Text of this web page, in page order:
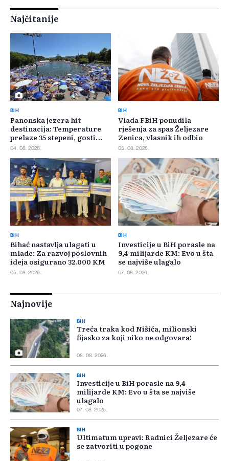
Najčitanije
BIH
Panonska jezera hit
destinacija: Temperature
prelaze 35 stepeni, gosti
pristižu iz cijele regije
04. 08. 2026.
BIH
Vlada FBiH ponudila
rješenja za spas Željezare
Zenica, vlasnik ih odbio
05. 08. 2026.
BIH
Bihać nastavlja ulagati u
mlade: Za razvoj poslovnih
ideja osigurano 32.000 KM
05. 08. 2026.
BIH
Investicije u BiH porasle na
9,4 milijarde KM: Evo u šta
se najviše ulagalo
07. 08. 2026.
Najnovije
BIH
Treća traka kod Nišića, milionski
fijasko za koji niko ne odgovara!
08. 08. 2026.
BIH
Investicije u BiH porasle na 9,4
milijarde KM: Evo u šta se najviše
ulagalo
07. 08. 2026.
BIH
Ultimatum upravi: Radnici Željezare će
se zatvoriti u pogone